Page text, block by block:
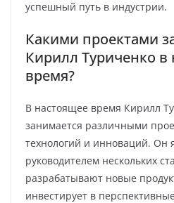
успешный путь в индустрии.
Какими проектами
Кирилл Туриченко в
время?
В настоящее время Кирилл
занимается различными
технологий и инноваций. Он
руководителем нескольких
разрабатывают новые
инвестирует в